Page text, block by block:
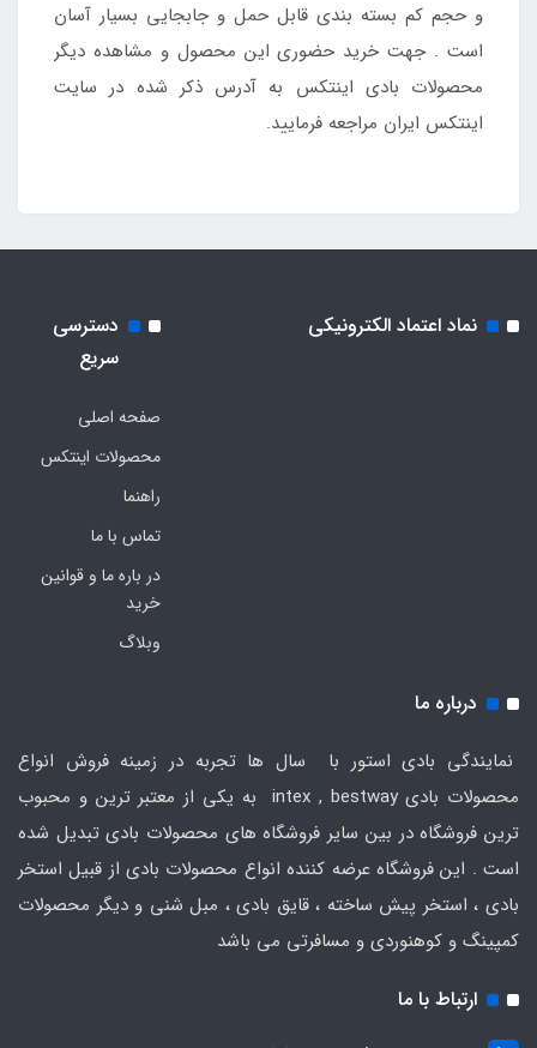
و حجم کم بسته بندی قابل حمل و جابجایی بسیار آسان
است . جهت خرید حضوری این محصول و مشاهده دیگر
محصولات بادی اینتکس به آدرس ذکر شده در سایت
اینتکس ایران مراجعه فرمایید.
نماد اعتماد الکترونیکی
دسترسی
سریع
صفحه اصلی
محصولات اینتکس
راهنما
تماس با ما
در باره ما و قوانین
خرید
وبلاگ
درباره ما
نمایندگی بادی استور با سال ها تجربه در زمینه فروش انواع
محصولات بادی intex , bestway به یکی از معتبر ترین و محبوب
ترین فروشگاه در بین سایر فروشگاه های محصولات بادی تبدیل شده
است . این فروشگاه عرضه کننده انواع محصولات بادی از قبیل استخر
بادی ، استخر پیش ساخته ، قایق بادی ، مبل شنی و دیگر محصولات
کمپینگ و کوهنوردی و مسافرتی می باشد
ارتباط با ما